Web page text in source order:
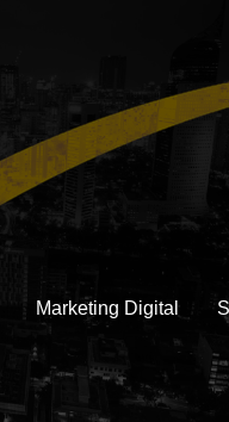
Marketing Digital